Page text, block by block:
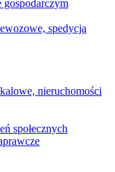
gospodarczym
spedycja
nieruchomości
społecznych